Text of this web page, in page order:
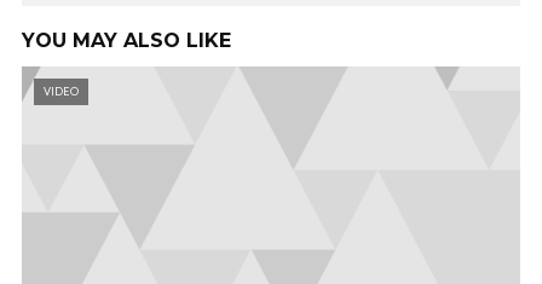
YOU MAY ALSO LIKE
VIDEO